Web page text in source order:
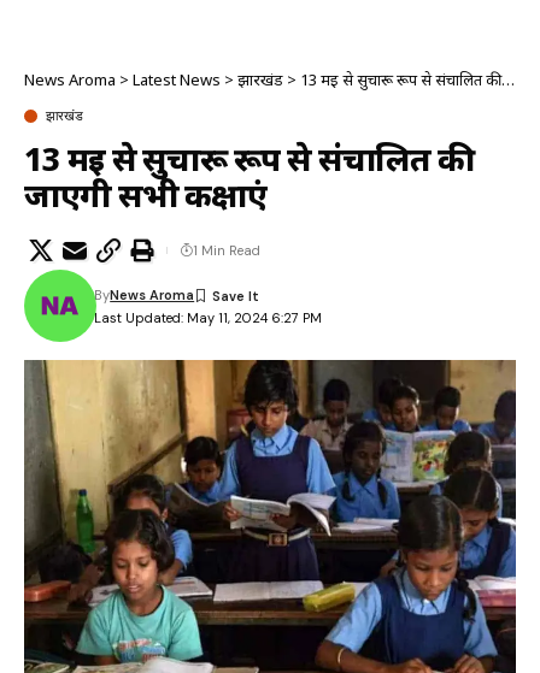
News Aroma > Latest News > झारखंड > 13 मई से सुचारू रूप से संचालित की जाएगी सभी कक्षाएं
झारखंड
13 मई से सुचारू रूप से संचालित की
जाएगी सभी कक्षाएं
Last Updated: May 11, 2024 6:27 PM
ByNews Aroma
1 Min Read